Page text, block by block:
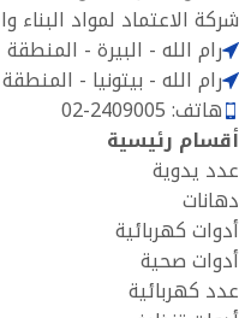
شركة الاعتماد لمواد البناء
رام الله - البيرة -
رام الله - بيتونيا -
هاتف: 2409005-02
أقسام رئيسية
عدد يدوية
دهانات
أدوات كهربائية
أدوات صحية
عدد كهربائية